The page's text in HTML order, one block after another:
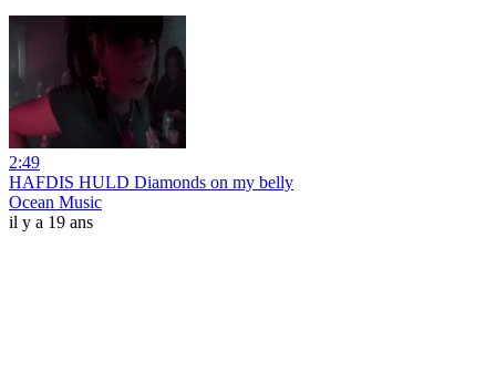
2:49
HAFDIS HULD Diamonds on my belly
Ocean Music
il y a 19 ans